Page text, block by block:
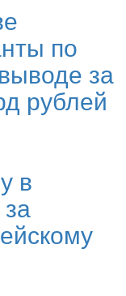
по
за
рублей
в